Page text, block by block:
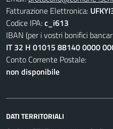
Fatturazione Elettronica:
Codice IPA:c_i613
IBAN (per i vostri bonifici
IT 32 H 01015 88140 0000
Conto Corrente Postale:
non disponibile
DATI TERRITORIALI